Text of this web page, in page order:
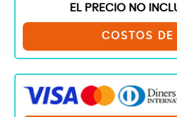
EL PRECIO NO
COSTOS DE